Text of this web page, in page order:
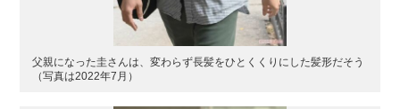
父親になった圭さんは、変わらず長髪をひとくくりにした髪形だそう
（写真は2022年7月）